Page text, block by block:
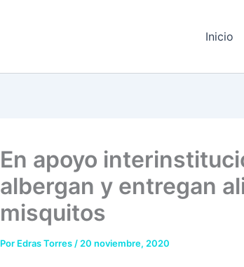
Inicio
En apoyo
albergan y entregan
misquitos
Por Edras Torres / 20 noviembre, 2020